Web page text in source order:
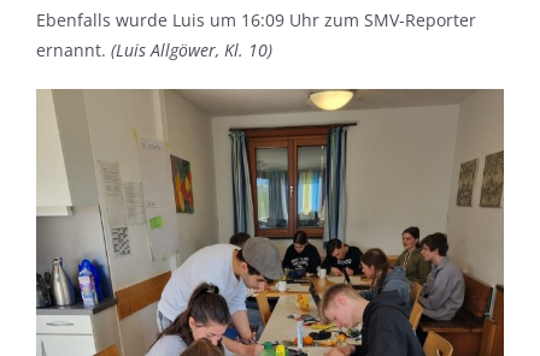
Ebenfalls wurde Luis um 16:09 Uhr zum SMV-Reporter
ernannt. (Luis Allgöwer, Kl. 10)